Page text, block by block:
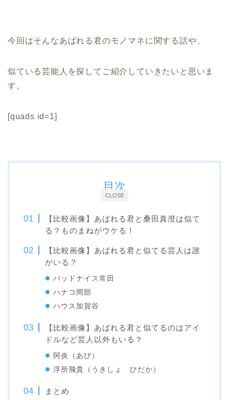
今回はそんなあばれる君のモノマネに関する話や、
似ている芸能人を探してご紹介していきたいと思いま
す。
[quads id=1]
CLOSE
目次
【比較画像】あばれる君と桑田真澄は似て
る？ものまねがウケる！
【比較画像】あばれる君と似てる芸人は誰
がいる？
バッドナイス常田
ハナコ岡部
ハウス加賀谷
【比較画像】あばれる君と似てるのはアイ
ドルなど芸人以外もいる？
阿炎（あび）
浮所飛貴（うきしょ ひだか）
まとめ